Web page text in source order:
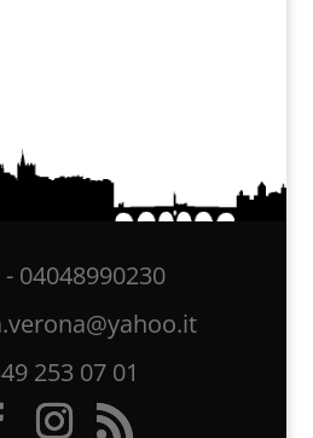
- 04048990230
253 07 01